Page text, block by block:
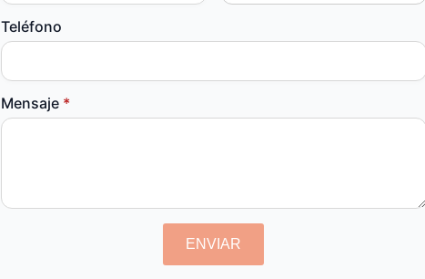
Teléfono
Mensaje *
ENVIAR